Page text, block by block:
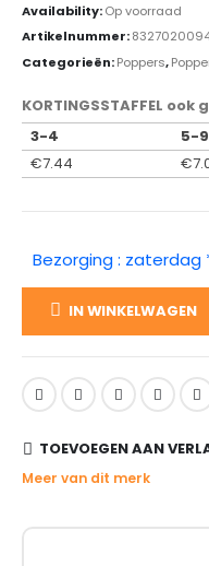
Availability:Op voorraad
Artikelnummer:
Categorieën:Poppers,
KORTINGSSTAFFEL
3-4
5-9
€7.44 €
Bezorging : zaterdag
IN WINKELWAGEN
TOEVOEGEN AAN
Meer van dit merk